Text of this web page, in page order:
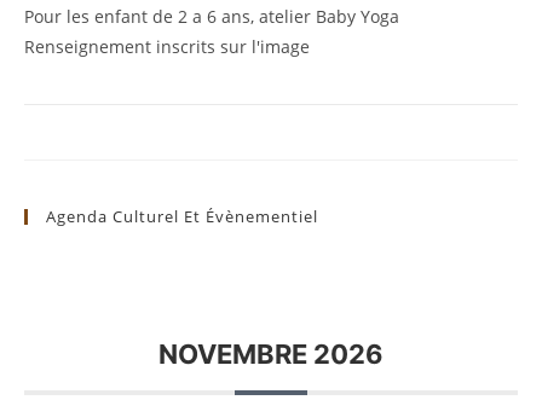
Pour les enfant de 2 a 6 ans, atelier Baby Yoga
Renseignement inscrits sur l'image
Agenda Culturel Et Évènementiel
NOVEMBRE 2026